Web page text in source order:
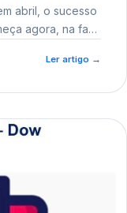
abril, o sucesso
agora, na fase
Ler artigo →